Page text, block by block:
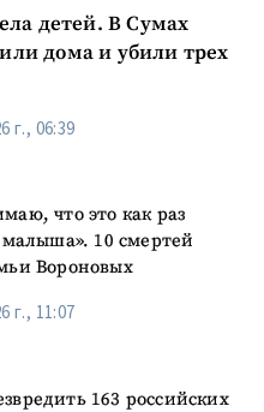
детей. В Сумах
дома и убили трех
г., 06:39
что это как раз
малыша». 10 смертей
Вороновых
г., 11:07
163 российских
.